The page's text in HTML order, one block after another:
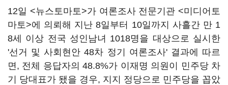
12일 <뉴스토마토>가 여론조사 전문기관 <미디어토
마토>에 의뢰해 지난 8일부터 10일까지 사흘간 만 1
8세 이상 전국 성인남녀 1018명을 대상으로 실시한
'선거 및 사회현안 48차 정기 여론조사' 결과에 따르
면, 전체 응답자의 48.8%가 이재명 의원이 민주당 차
기 당대표가 됐을 경우, 지지 정당으로 민주당을 꼽았